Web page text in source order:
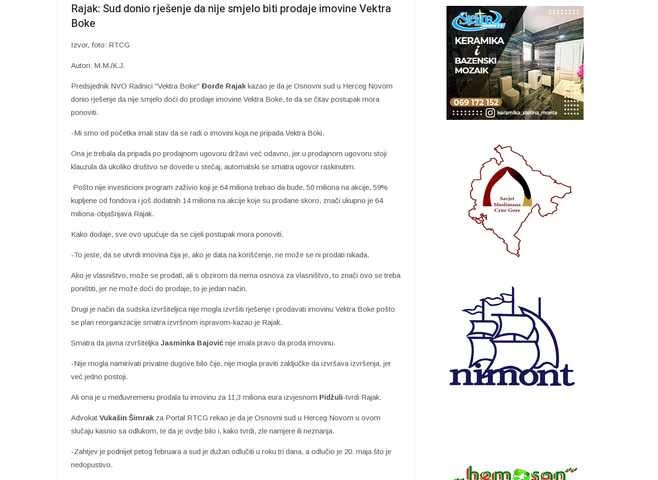
Rajak: Sud donio rješenje da nije smjelo biti prodaje imovine Vektra
Boke
Izvor, foto: RTCG
Autori: M.M./K.J.
Predsjednik NVO Radnici "Vektra Boke" Đorđe Rajak kazao je da je Osnovni sud u Herceg Novom
donio rješenje da nije smjelo doći do prodaje imovine Vektra Boke, te da se čitav postupak mora
ponoviti.
-Mi smo od početka imali stav da se radi o imovini koja ne pripada Vektra Boki.
Ona je trebala da pripada po prodajnom ugovoru državi već odavno, jer u prodajnom ugovoru stoji
klauzula da ukoliko društvo se dovede u stečaj, automatski se smatra ugovor raskinutim.
Pošto nije investicioni program zaživio koji je 64 miliona trebao da bude, 50 miliona na akcije, 59%
kupljene od fondova i još dodatnih 14 miliona na akcije koje su prodane skoro, znači ukupno je 64
miliona-objašnjava Rajak.
Kako dodaje, sve ovo upućuje da se cijeli postupak mora ponoviti.
-To jeste, da se utvrdi imovina čija je, ako je data na korišćenje, ne može se ni prodati nikada.
Ako je vlasništvo, može se prodati, ali s obzirom da nema osnova za vlasništvo, to znači ovo se treba
poništiti, jer ne može doći do prodaje, to je jedan način.
Drugi je način da sudska izvršiteljica nije mogla izvršiti rješenje i prodavati imovinu Vektra Boke pošto
se plan reorganizacije smatra izvršnom ispravom-kazao je Rajak.
Smatra da javna izvršiteljka Jasminka Bajović nije imala pravo da proda imovinu.
-Nije mogla namirivati privatne dugove bilo čije, nije mogla praviti zaključke da izvršava izvršenja, jer
već jedno postoji.
Ali ona je u međuvremenu prodala tu imovinu za 11,3 miliona eura izvjesnom Pidžuli-tvrdi Rajak.
Advokat Vukašin Šimrak za Portal RTCG rekao je da je Osnovni sud u Herceg Novom u ovom
slučaju kasnio sa odlukom, te da je ovdje bilo i, kako tvrdi, zle namjere ili neznanja.
-Zahtjev je podnijet petog februara a sud je dužan odlučiti u roku tri dana, a odlučio je 20. maja što je
nedopustivo.